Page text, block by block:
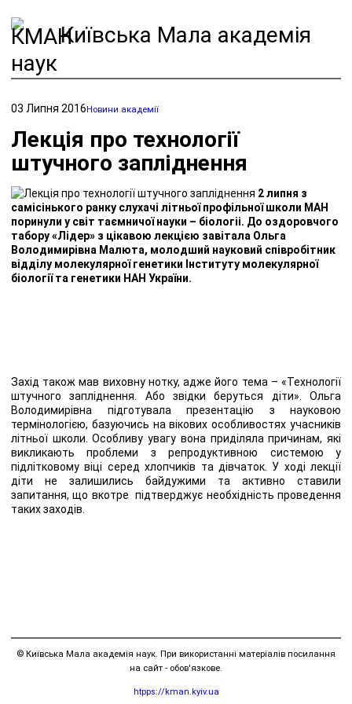
Київська Мала академія
наук
03 Липня 2016Новини академії
Лекція про технології
штучного запліднення
2 липня з
самісінького ранку слухачі літньої профільної школи МАН
поринули у світ таємничої науки – біологіі. До оздоровчого
табору «Лідер» з цікавою лекцією завітала Ольга
Володимирівна Малюта, молодший науковий співробітник
відділу молекулярної генетики Інституту молекулярної
біології та генетики НАН України.
Захід також мав виховну нотку, адже його тема – «Технології
штучного запліднення. Або звідки беруться діти». Ольга
Володимирівна підготувала презентацію з науковою
термінологією, базуючись на вікових особливостях учасників
літньої школи. Особливу увагу вона приділяла причинам, які
викликають проблеми з репродуктивною системою у
підлітковому віці серед хлопчиків та дівчаток. У ході лекції
діти не залишились байдужими та активно ставили
запитання, що вкотре підтверджує необхідність проведення
таких заходів.
© Київська Мала академія наук. При використанні матеріалів посилання
на сайт - обов'язкове.
htpps://kman.kyiv.ua